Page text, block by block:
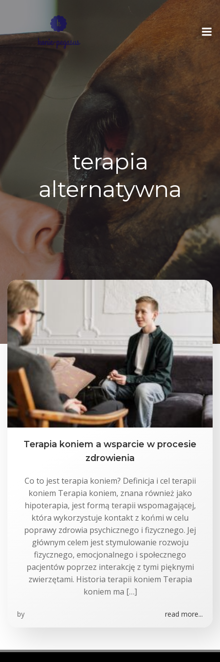
content
terapia
alternatywna
Terapia koniem a wsparcie w procesie
zdrowienia
Co to jest terapia koniem? Definicja i cel terapii
koniem Terapia koniem, znana również jako
hipoterapia, jest formą terapii wspomagającej,
która wykorzystuje kontakt z końmi w celu
poprawy zdrowia psychicznego i fizycznego. Jej
głównym celem jest stymulowanie rozwoju
fizycznego, emocjonalnego i społecznego
pacjentów poprzez interakcję z tymi pięknymi
zwierzętami. Historia terapii koniem Terapia
koniem ma […]
by read more...